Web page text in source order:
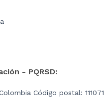
- PQRSD:
Código postal: 111071